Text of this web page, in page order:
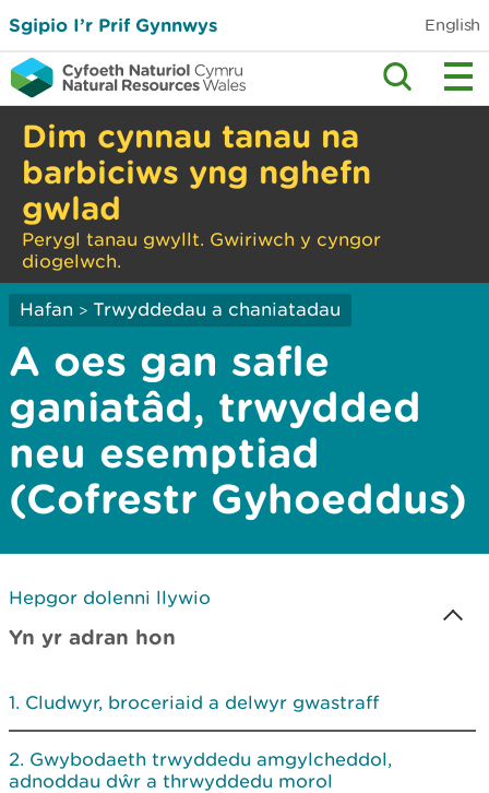
Sgipio I’r Prif Gynnwys English
Dim cynnau tanau na
barbiciws yng nghefn
gwlad
Perygl tanau gwyllt. Gwiriwch y cyngor
diogelwch.
Hafan > Trwyddedau a chaniatadau
A oes gan safle
ganiatâd, trwydded
neu esemptiad
(Cofrestr Gyhoeddus)
Hepgor dolenni llywio
Yn yr adran hon
Cludwyr, broceriaid a delwyr gwastraff
Gwybodaeth trwyddedu amgylcheddol,
adnoddau dŵr a thrwyddedu morol